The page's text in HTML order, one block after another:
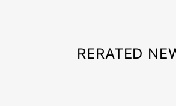
RERATED